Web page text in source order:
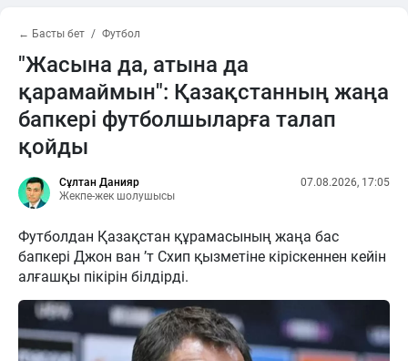
← Басты бет Футбол
"Жасына да, атына да
қарамаймын": Қазақстанның жаңа
бапкері футболшыларға талап
қойды
Сұлтан Данияр
Жекпе-жек шолушысы
07.08.2026, 17:05
Футболдан Қазақстан құрамасының жаңа бас
бапкері Джон ван ’т Схип қызметіне кіріскеннен кейін
алғашқы пікірін білдірді.